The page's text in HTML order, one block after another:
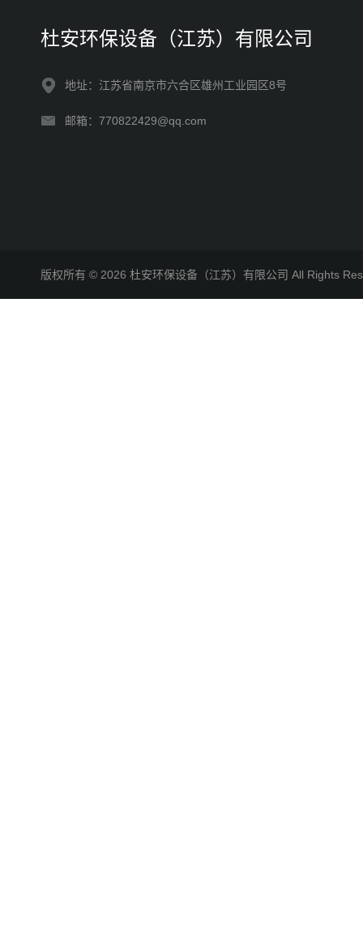
杜安环保设备（江苏）有限公司
地址：江苏省南京市六合区雄州工业园区8号
邮箱：770822429@qq.com
版权所有 © 2026 杜安环保设备（江苏）有限公司 All Rights